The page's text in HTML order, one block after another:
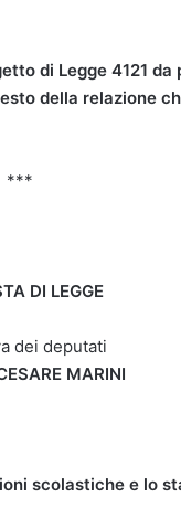
di Legge 4121
della relazione
***
DI LEGGE
dei deputati
MARINI
scolastiche e lo